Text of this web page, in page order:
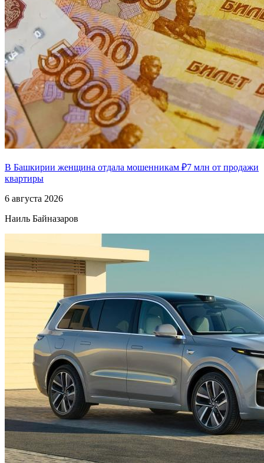
В Башкирии женщина отдала мошенникам ₽7 млн от продажи
квартиры
6 августа 2026
Наиль Байназаров